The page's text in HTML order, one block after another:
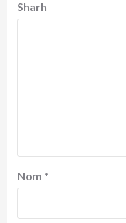
Sharh
Nom *